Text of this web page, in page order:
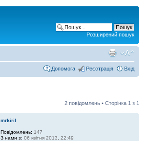
Розширений пошук
Допомога Реєстрація Вхід
2 повідомлень • Сторінка 1 з 1
mrkiril
Повідомлень: 147
З нами з: 06 квітня 2013, 22:49